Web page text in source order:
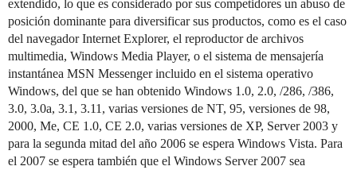
extendido, lo que es considerado por sus competidores un abuso de
posición dominante para diversificar sus productos, como es el caso
del navegador Internet Explorer, el reproductor de archivos
multimedia, Windows Media Player, o el sistema de mensajería
instantánea MSN Messenger incluido en el sistema operativo
Windows, del que se han obtenido Windows 1.0, 2.0, /286, /386,
3.0, 3.0a, 3.1, 3.11, varias versiones de NT, 95, versiones de 98,
2000, Me, CE 1.0, CE 2.0, varias versiones de XP, Server 2003 y
para la segunda mitad del año 2006 se espera Windows Vista. Para
el 2007 se espera también que el Windows Server 2007 sea